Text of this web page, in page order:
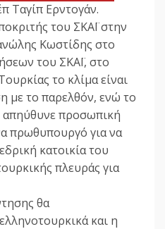
Ταγίπ Ερντογάν.
του ΣΚΑΪ στην
Κωστίδης στο
του ΣΚΑΪ, στο
το κλίμα είναι
με το παρελθόν, ενώ το
απηύθυνε προσωπική
πρωθυπουργό για να
κατοικία του
πλευράς για
θα
και η